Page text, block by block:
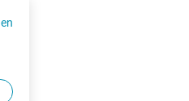
en